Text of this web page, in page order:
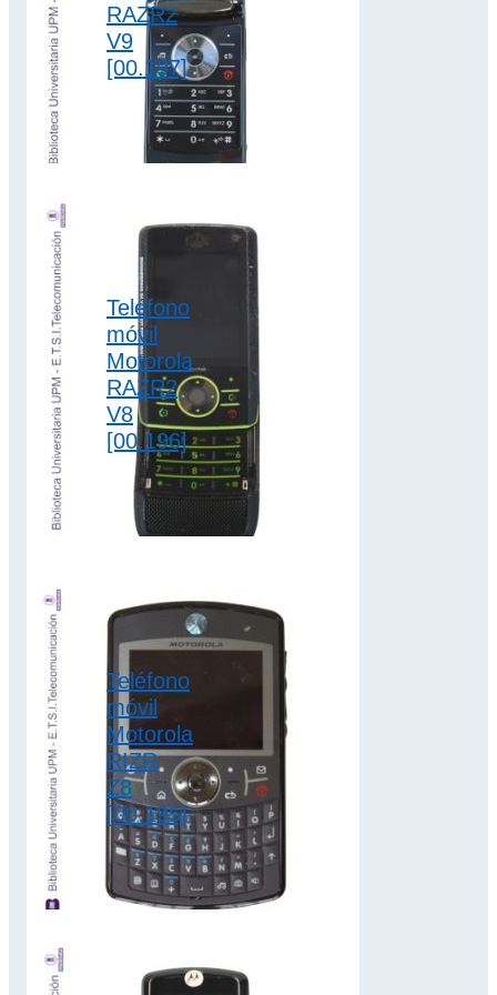
RAZR2
V9
[00.197]
El Motorola RAZR2
V9 es el reemplazo
del RAZR V3xx.
Dispone de batería
2G/3G
clamshell,
colección motorola
Teléfono
móvil
Motorola
RAZR2
V8
[00.196]
El Motorola RAZR2
V8 es un reemplazo
del RAZR V3i.
Dispone de batería
2G
clamshell,
colección motorola
Teléfono
móvil
Motorola
RIZR
Z8
[00.195]
El Motorola RIZR
Z8 es la versión
HSDPA del RIZR.
Sus funciones
un único…